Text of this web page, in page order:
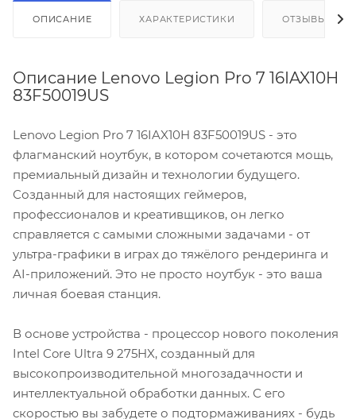
ОПИСАНИЕ ХАРАКТЕРИСТИКИ ОТЗЫВЫ
Описание Lenovo Legion Pro 7 16IAX10H
83F50019US
Lenovo Legion Pro 7 16IAX10H 83F50019US - это
флагманский ноутбук, в котором сочетаются мощь,
премиальный дизайн и технологии будущего.
Созданный для настоящих геймеров,
профессионалов и креативщиков, он легко
справляется с самыми сложными задачами - от
ультра-графики в играх до тяжёлого рендеринга и
AI-приложений. Это не просто ноутбук - это ваша
личная боевая станция.
В основе устройства - процессор нового поколения
Intel Core Ultra 9 275HX, созданный для
высокопроизводительной многозадачности и
интеллектуальной обработки данных. С его
скоростью вы забудете о подтормаживаниях - будь